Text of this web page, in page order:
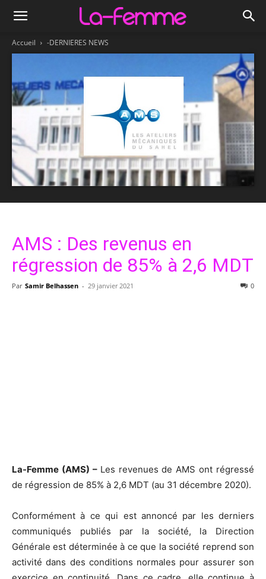
Accueil -DERNIERES NEWS
AMS : Des revenus en
régression de 85% à 2,6 MDT
Par Samir Belhassen - 29 janvier 2021 0
La-Femme (AMS) – Les revenues de AMS ont régressé
de régression de 85% à 2,6 MDT (au 31 décembre 2020).
Conformément à ce qui est annoncé par les derniers
communiqués publiés par la société, la Direction
Générale est déterminée à ce que la société reprend son
activité dans des conditions normales pour assurer son